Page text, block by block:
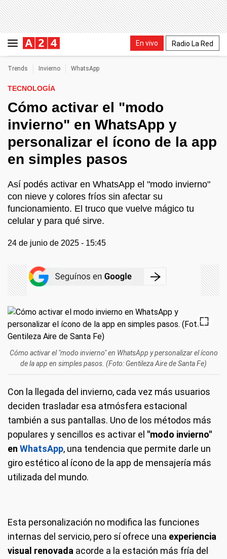
En vivo Radio La Red
Trends Invierno WhatsApp
TECNOLOGÍA
Cómo activar el "modo
invierno" en WhatsApp y
personalizar el ícono de la app
en simples pasos
Así podés activar en WhatsApp el "modo invierno"
con nieve y colores fríos sin afectar su
funcionamiento. El truco que vuelve mágico tu
celular y para qué sirve.
24 de junio de 2025 - 15:45
Cómo activar el "modo invierno" en WhatsApp y personalizar el ícono
de la app en simples pasos. (Foto: Gentileza Aire de Santa Fe)
Con la llegada del invierno, cada vez más usuarios
deciden trasladar esa atmósfera estacional
también a sus pantallas. Uno de los métodos más
populares y sencillos es activar el "modo invierno"
en WhatsApp, una tendencia que permite darle un
giro estético al ícono de la app de mensajería más
utilizada del mundo.
Esta personalización no modifica las funciones
internas del servicio, pero sí ofrece una experiencia
visual renovada acorde a la estación más fría del